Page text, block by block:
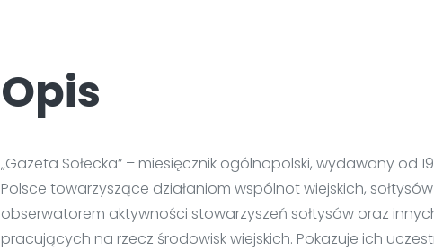
Opis
„Gazeta Sołecka” – miesięcznik ogólnopolski, wydawany od
Polsce towarzyszące działaniom wspólnot wiejskich,
obserwatorem aktywności stowarzyszeń sołtysów oraz
pracujących na rzecz środowisk wiejskich. Pokazuje ich